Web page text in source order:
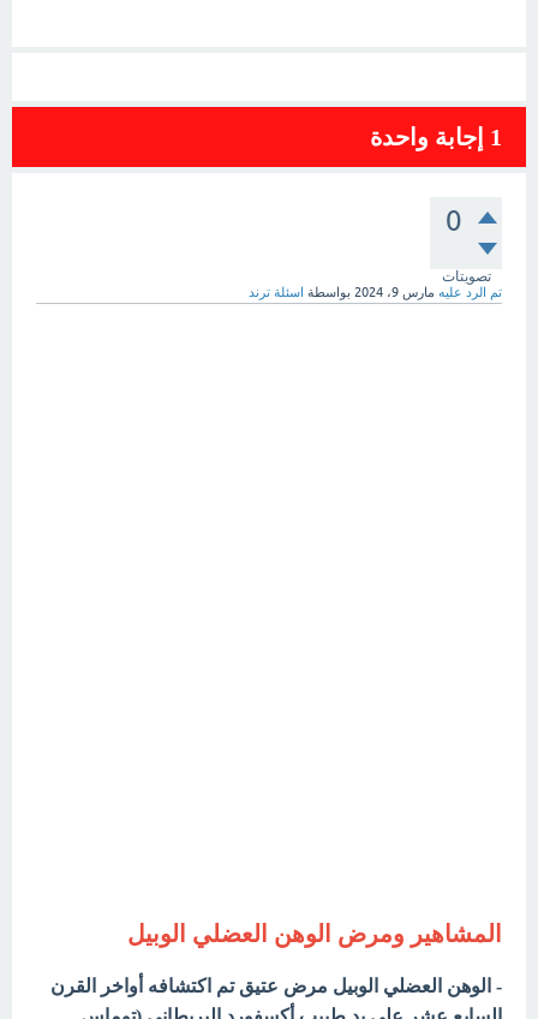
1 إجابة واحدة
0
تصويتات
تم الرد عليه مارس 9، 2024 بواسطة اسئلة ترند
المشاهير ومرض الوهن العضلي الوبيل
- الوهن العضلي الوبيل مرض عتيق تم اكتشافه أواخر القرن